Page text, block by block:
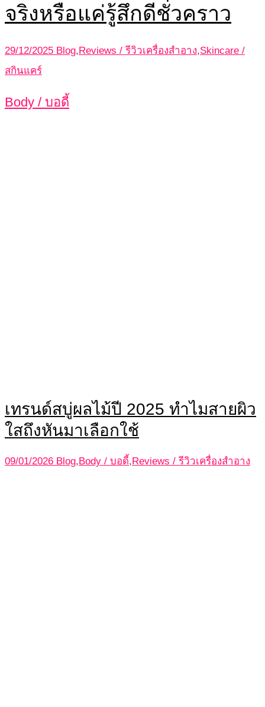
จริงหรือแค่รู้สึกดีชั่วคราว
29/12/2025 Blog, Reviews / รีวิวเครื่องสำอาง,Skincare /
สกินแคร์
Body / บอดี้
เทรนด์สบู่ผลไม้ปี 2025 ทำไมสายผิว
ใสถึงหันมาเลือกใช้
09/01/2026 Blog, Body / บอดี้, Reviews / รีวิวเครื่องสำอาง